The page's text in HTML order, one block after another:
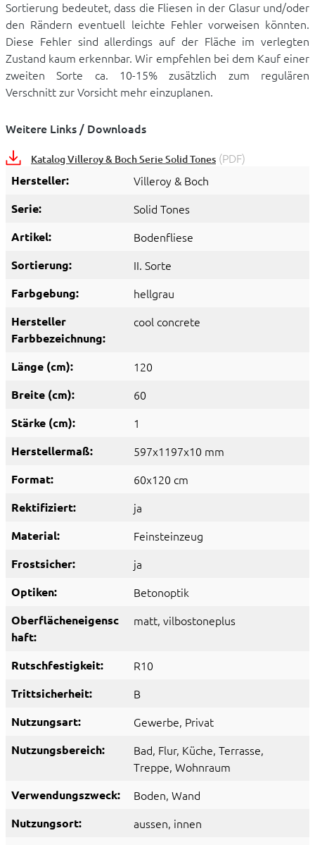
Sortierung bedeutet, dass die Fliesen in der Glasur und/oder
den Rändern eventuell leichte Fehler vorweisen könnten.
Diese Fehler sind allerdings auf der Fläche im verlegten
Zustand kaum erkennbar. Wir empfehlen bei dem Kauf einer
zweiten Sorte ca. 10-15% zusätzlich zum regulären
Verschnitt zur Vorsicht mehr einzuplanen.
Weitere Links / Downloads
Katalog Villeroy & Boch Serie Solid Tones (PDF)
Hersteller: Villeroy & Boch
Serie: Solid Tones
Artikel: Bodenfliese
Sortierung: II. Sorte
Farbgebung: hellgrau
Hersteller
Farbbezeichnung:
cool concrete
Länge (cm): 120
Breite (cm): 60
Stärke (cm): 1
Herstellermaß: 597x1197x10 mm
Format: 60x120 cm
Rektifiziert: ja
Material: Feinsteinzeug
Frostsicher: ja
Optiken: Betonoptik
Oberflächeneigensc
haft:
matt, vilbostoneplus
Rutschfestigkeit: R10
Trittsicherheit: B
Nutzungsart: Gewerbe, Privat
Nutzungsbereich: Bad, Flur, Küche, Terrasse,
Treppe, Wohnraum
Verwendungszweck: Boden, Wand
Nutzungsort: aussen, innen